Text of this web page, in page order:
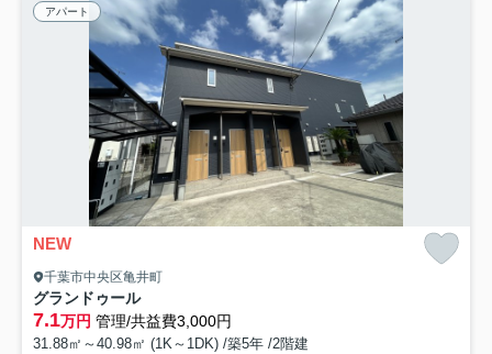
アパート
NEW
千葉市中央区亀井町
グランドゥール
7.1万円 管理/共益費3,000円
31.88㎡～40.98㎡ (1K～1DK) /築5年 /2階建